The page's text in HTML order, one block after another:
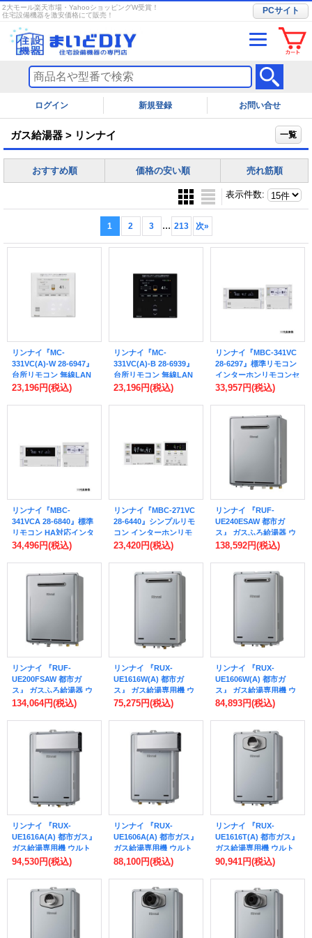
2大モール楽天市場・YahooショッピングW受賞！
住宅設備機器を激安価格にて販売！
PCサイト
ログイン お問い合せ
ガス給湯器 > リンナイ 一覧
おすすめ順 価格の安い順 売れ筋順
表示件数:
1 2 3 ... 213 次»
リンナイ『MC-
331VC(A)-W 28-6947』
台所リモコン 無線LAN
対応 ホワイト
23,196円(税込)
リンナイ『MC-
331VC(A)-B 28-6939』
台所リモコン 無線LAN
対応 ブラック
23,196円(税込)
リンナイ『MBC-341VC
28-6297』標準リモコン
インターホンリモコンセ
ット 無線LAN対応
33,957円(税込)
リンナイ『MBC-
341VCA 28-6840』標準
リモコン HA対応インタ
ーホンリモコンセット
34,496円(税込)
リンナイ『MBC-271VC
28-6440』シンプルリモ
コン インターホンリモ
コンセット 無線LAN対
23,420円(税込)
リンナイ 『RUF-
UE240ESAW 都市ガ
ス』 ガスふろ給湯器 ウ
ルトラファインバブル給
オート 屋外壁掛型 リモ
コン別売
138,592円(税込)
リンナイ 『RUF-
UE200FSAW 都市ガ
ス』 ガスふろ給湯器 ウ
ルトラファインバブル給
オート 屋外壁掛型 リモ
コン別売
134,064円(税込)
リンナイ 『RUX-
UE1616W(A) 都市ガ
ス』 ガス給湯専用機 ウ
ルトラファインバブル給
音声ナビ 屋外壁掛型 リ
モコン別売
75,275円(税込)
リンナイ 『RUX-
UE1606W(A) 都市ガ
ス』 ガス給湯専用機 ウ
ルトラファインバブル給
音声ナビ 屋外壁掛型 給
湯・給水接続20A リモ
コン別売
84,893円(税込)
リンナイ 『RUX-
UE1616A(A) 都市ガス』
ガス給湯専用機 ウルト
ラファインバブル給湯器
コーブ設置型 リモコン
94,530円(税込)
リンナイ 『RUX-
UE1606A(A) 都市ガス』
ガス給湯専用機 ウルト
ラファインバブル給湯器
コーブ設置型 給湯・給
水接続20A リモコン別
88,100円(税込)
リンナイ 『RUX-
UE1616T(A) 都市ガス』
ガス給湯専用機 ウルト
ラファインバブル給湯器
内設置型/PS前排気型 リ
モコン別売
90,941円(税込)